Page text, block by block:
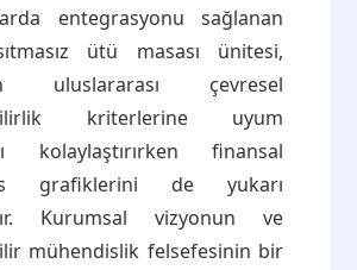
entegrasyonu sağlanan
ütü masası ünitesi,
uluslararası çevresel
kriterlerine uyum
kolaylaştırırken finansal
grafiklerini de yukarı
Kurumsal vizyonun ve
mühendislik felsefesinin bir